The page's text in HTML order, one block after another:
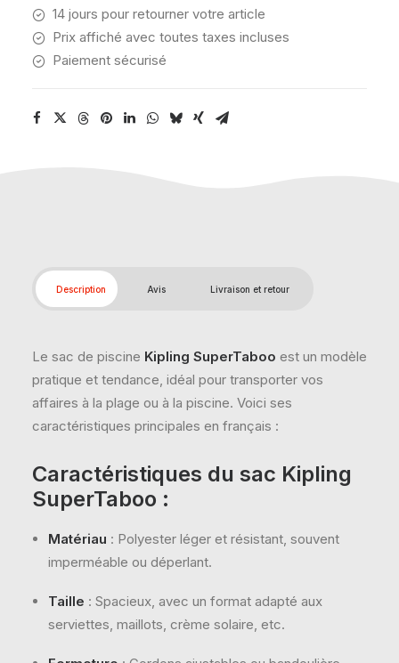
14 jours pour retourner votre article
Prix affiché avec toutes taxes incluses
Paiement sécurisé
Description Avis Livraison et retour
Le sac de piscine Kipling SuperTaboo est un modèle
pratique et tendance, idéal pour transporter vos
affaires à la plage ou à la piscine. Voici ses
caractéristiques principales en français :
Caractéristiques du sac Kipling
SuperTaboo :
Matériau : Polyester léger et résistant, souvent
imperméable ou déperlant.
Taille : Spacieux, avec un format adapté aux
serviettes, maillots, crème solaire, etc.